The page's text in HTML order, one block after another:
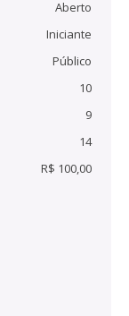
Aberto
Iniciante
Público
10
9
14
R$ 100,00